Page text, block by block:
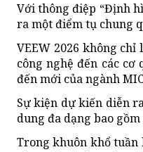
Với thông điệp “Định
ra một điểm tụ chung
VEEW 2026 không
công nghệ đến các
đến mới của ngành
Sự kiện dự kiến diễn
dung đa dạng bao
Trong khuôn khổ tuần